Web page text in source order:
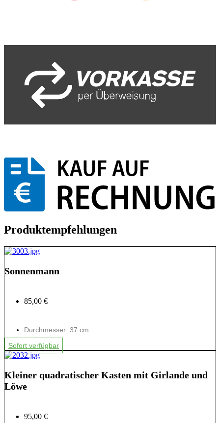
Produktempfehlungen
Sonnenmann
85,00 €
Durchmesser: 37 cm
Sofort verfügbar
Kleiner quadratischer Kasten mit Girlande und
Löwe
95,00 €